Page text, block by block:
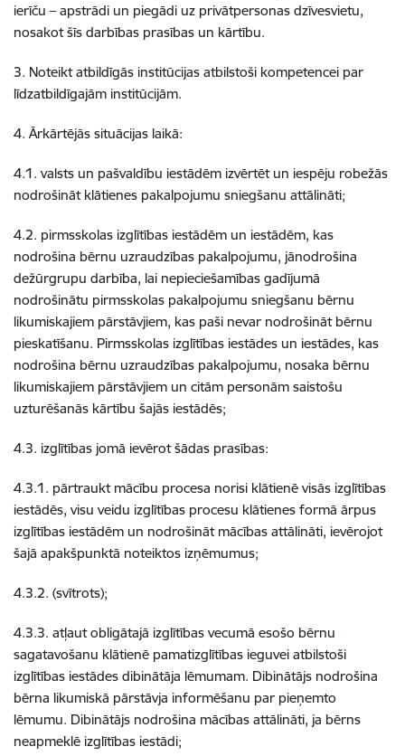
ierīču – apstrādi un piegādi uz privātpersonas dzīvesvietu,
nosakot šīs darbības prasības un kārtību.
3. Noteikt atbildīgās institūcijas atbilstoši kompetencei par
līdzatbildīgajām institūcijām.
4. Ārkārtējās situācijas laikā:
4.1. valsts un pašvaldību iestādēm izvērtēt un iespēju robežās
nodrošināt klātienes pakalpojumu sniegšanu attālināti;
4.2. pirmsskolas izglītības iestādēm un iestādēm, kas
nodrošina bērnu uzraudzības pakalpojumu, jānodrošina
dežūrgrupu darbība, lai nepieciešamības gadījumā
nodrošinātu pirmsskolas pakalpojumu sniegšanu bērnu
likumiskajiem pārstāvjiem, kas paši nevar nodrošināt bērnu
pieskatīšanu. Pirmsskolas izglītības iestādes un iestādes, kas
nodrošina bērnu uzraudzības pakalpojumu, nosaka bērnu
likumiskajiem pārstāvjiem un citām personām saistošu
uzturēšanās kārtību šajās iestādēs;
4.3. izglītības jomā ievērot šādas prasības:
4.3.1. pārtraukt mācību procesa norisi klātienē visās izglītības
iestādēs, visu veidu izglītības procesu klātienes formā ārpus
izglītības iestādēm un nodrošināt mācības attālināti, ievērojot
šajā apakšpunktā noteiktos izņēmumus;
4.3.2. (svītrots);
4.3.3. atļaut obligātajā izglītības vecumā esošo bērnu
sagatavošanu klātienē pamatizglītības ieguvei atbilstoši
izglītības iestādes dibinātāja lēmumam. Dibinātājs nodrošina
bērna likumiskā pārstāvja informēšanu par pieņemto
lēmumu. Dibinātājs nodrošina mācības attālināti, ja bērns
neapmeklē izglītības iestādi;